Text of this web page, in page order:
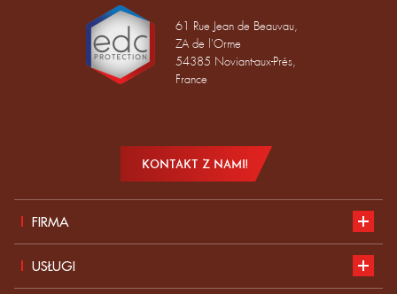
61 Rue Jean de Beauvau,
ZA de l'Orme
54385 Noviant-aux-Prés,
France
KONTAKT Z NAMI!
FIRMA
Rozwój zrównoważony
USŁUGI